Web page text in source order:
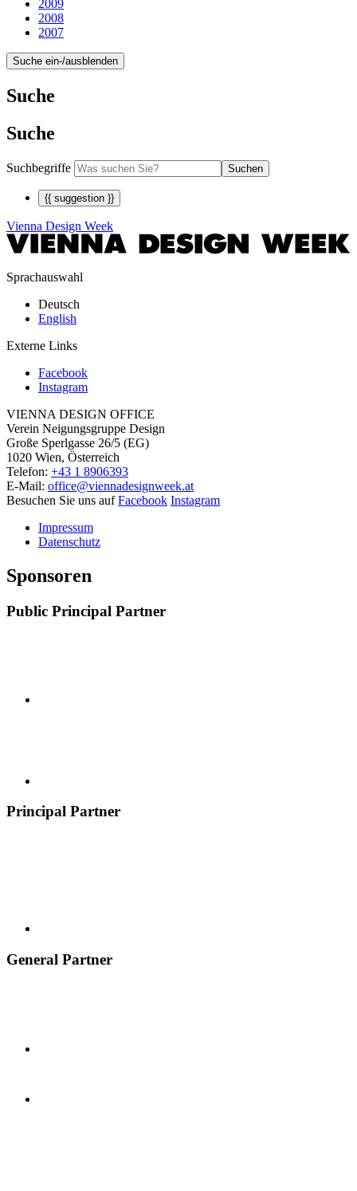
2009
2008
2007
Suche ein-/ausblenden
Suche
Suche
Suchbegriffe Suchen
{{ suggestion }}
Vienna Design Week
Sprachauswahl
Deutsch
English
Externe Links
Facebook
Instagram
VIENNA DESIGN OFFICE
Verein Neigungsgruppe Design
Große Sperlgasse 26/5 (EG)
1020 Wien, Österreich
Telefon: +43 1 8906393
E-Mail: office@viennadesignweek.at
Besuchen Sie uns aufFacebook Instagram
Impressum
Datenschutz
Sponsoren
Public Principal Partner
Principal Partner
General Partner